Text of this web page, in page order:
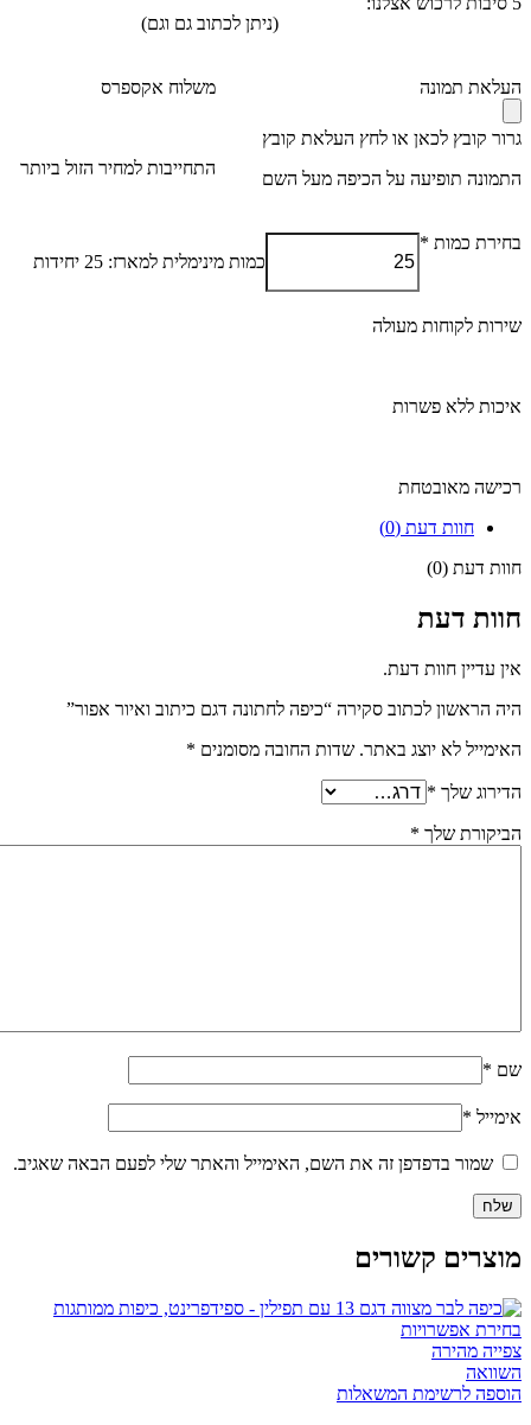
(ניתן לכתוב גם וגם)
העלאת תמונה
גרור קובץ לכאן או לחץ העלאת קובץ
התמונה תופיעה על הכיפה מעל השם
בחירת כמות *
כמות מינימלית למארז: 25 יחידות
משלוח אקספרס
התחייבות למחיר הזול ביותר
שירות לקוחות מעולה
איכות ללא פשרות
רכישה מאובטחת
חוות דעת (0)
חוות דעת (0)
חוות דעת
אין עדיין חוות דעת.
היה הראשון לכתוב סקירה “כיפה לחתונה דגם כיתוב ואיור אפור”
האימייל לא יוצג באתר. שדות החובה מסומנים *
הדירוג שלך *
הביקורת שלך *
שם *
אימייל *
שמור בדפדפן זה את השם, האימייל והאתר שלי לפעם הבאה שאגיב.
מוצרים קשורים
בחירת אפשרויות
צפייה מהירה
השוואה
הוספה לרשימת המשאלות